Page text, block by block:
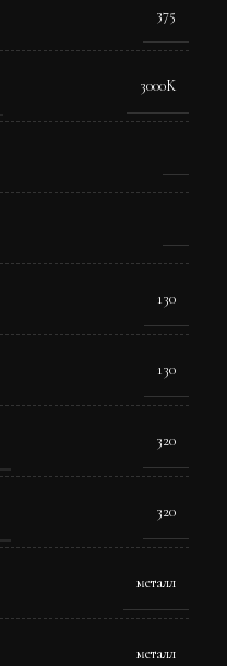
375
3000K
130
130
320
320
металл
металл